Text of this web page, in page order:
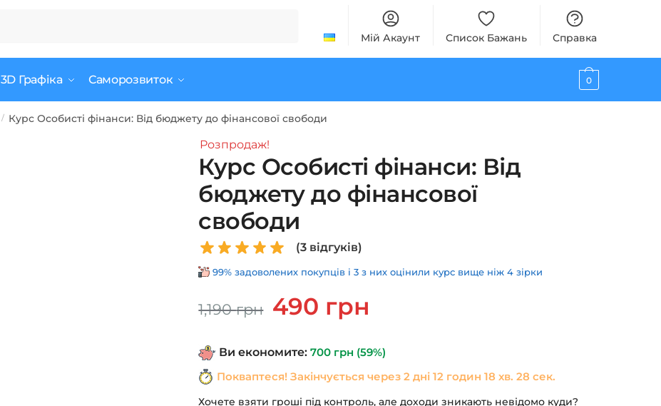
Мій Акаунт Список Бажань Справка
3D Графіка Саморозвиток 0
/ Курс Особисті фінанси: Від бюджету до фінансової свободи
Розпродаж!
Курс Особисті фінанси: Від
бюджету до фінансової
свободи
(3 відгуків)
99% задоволених покупців і 3 з них оцінили курс вище ніж 4 зірки
1,190грн
Оригінальна
ціна:
490 грн
Ви економите:700 грн (59%)
Покваптеся! Закінчується через2 дні 12 годин 18 хв. 28 сек.
Хочете взяти гроші під контроль, але доходи зникають невідомо куди?